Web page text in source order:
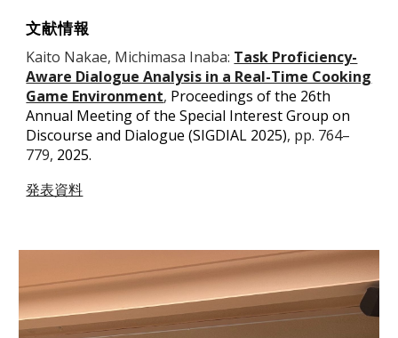
文献情報
Kaito Nakae, Michimasa Inaba: Task Proficiency-
Aware Dialogue Analysis in a Real-Time Cooking
Game Environment, Proceedings of the 26th
Annual Meeting of the Special Interest Group on
Discourse and Dialogue (SIGDIAL 2025), pp. 764–
779, 2025.
発表資料